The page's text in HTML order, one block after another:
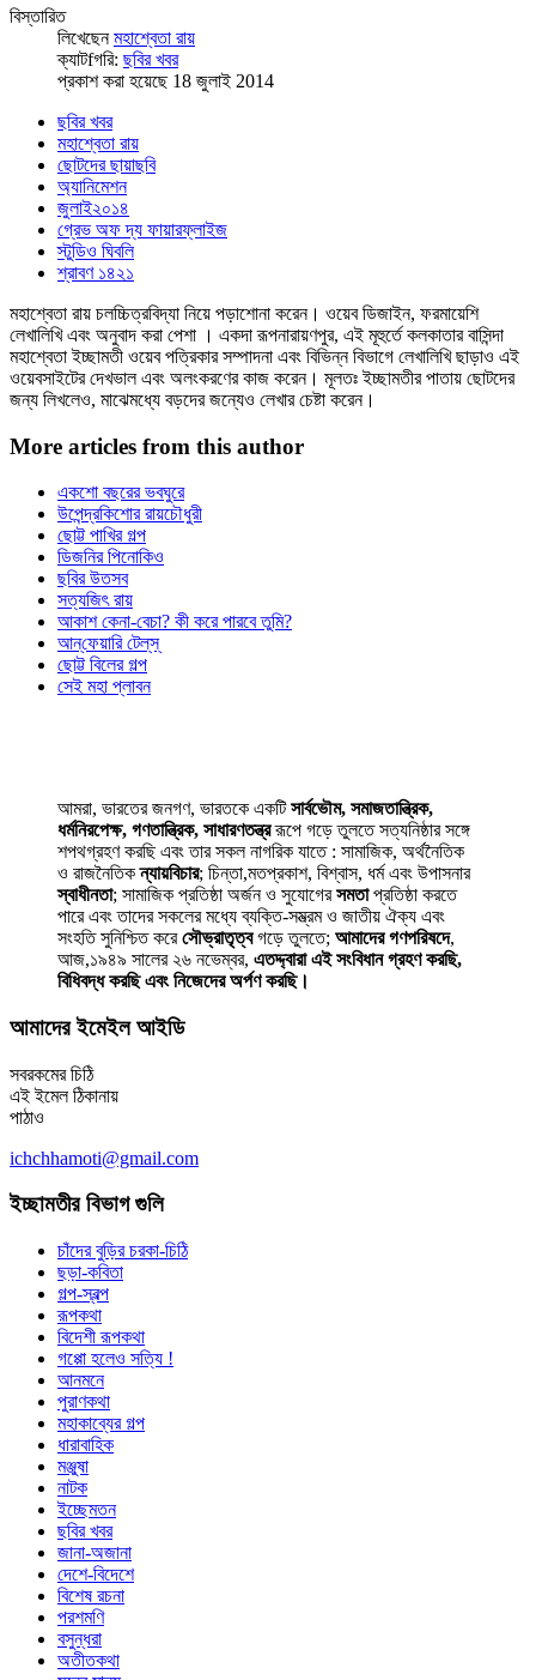
বিস্তারিত
লিখেছেনমহাশ্বেতা রায়
ক্যাটfগরি: ছবির খবর
প্রকাশ করা হয়েছে 18 জুলাই 2014
ছবির খবর
মহাশ্বেতা রায়
ছোটদের ছায়াছবি
অ্যানিমেশন
জুলাই২০১৪
গ্রেভ অফ দ্য ফায়ারফ্লাইজ
স্টুডিও ঘিবলি
শ্রাবণ ১৪২১
মহাশ্বেতা রায় চলচ্চিত্রবিদ্যা নিয়ে পড়াশোনা করেন। ওয়েব ডিজাইন, ফরমায়েশি
লেখালিখি এবং অনুবাদ করা পেশা । একদা রূপনারায়ণপুর, এই মূহুর্তে কলকাতার বাসিন্দা
মহাশ্বেতা ইচ্ছামতী ওয়েব পত্রিকার সম্পাদনা এবং বিভিন্ন বিভাগে লেখালিখি ছাড়াও এই
ওয়েবসাইটের দেখভাল এবং অলংকরণের কাজ করেন। মূলতঃ ইচ্ছামতীর পাতায় ছোটদের
জন্য লিখলেও, মাঝেমধ্যে বড়দের জন্যেও লেখার চেষ্টা করেন।
More articles from this author
একশো বছরের ভবঘুরে
উপেন্দ্রকিশোর রায়চৌধুরী
ছোট্ট পাখির গল্প
ডিজনির পিনোকিও
ছবির উতসব
সত্যজিৎ রায়
আকাশ কেনা-বেচা? কী করে পারবে তুমি?
আন্‌ফেয়ারি টেল্‌স্‌
ছোট্ট বিলের গল্প
সেই মহা প্লাবন
আমরা, ভারতের জনগণ, ভারতকে একটিসার্বভৌম, সমাজতান্ত্রিক,
ধর্মনিরপেক্ষ, গণতান্ত্রিক, সাধারণতন্ত্ররূপে গড়ে তুলতে সত্যনিষ্ঠার সঙ্গে
শপথগ্রহণ করছি এবং তার সকল নাগরিক যাতে : সামাজিক, অর্থনৈতিক
ও রাজনৈতিকন্যায়বিচার; চিন্তা,মতপ্রকাশ, বিশ্বাস, ধর্ম এবং উপাসনার
স্বাধীনতা; সামাজিক প্রতিষ্ঠা অর্জন ও সুযোগেরসমতাপ্রতিষ্ঠা করতে
পারে এবং তাদের সকলের মধ্যে ব্যক্তি-সম্ভ্রম ও জাতীয় ঐক্য এবং
সংহতি সুনিশ্চিত করেসৌভ্রাতৃত্বগড়ে তুলতে; আমাদের গণপরিষদে,
আজ,১৯৪৯ সালের ২৬ নভেম্বর, এতদ্দ্বারা এই সংবিধান গ্রহণ করছি,
বিধিবদ্ধ করছি এবং নিজেদের অর্পণ করছি।
আমাদের ইমেইল আইডি
সবরকমের চিঠি
এই ইমেল ঠিকানায়
পাঠাও
ichchhamoti@gmail.com
ইচ্ছামতীর বিভাগ গুলি
চাঁদের বুড়ির চরকা-চিঠি
ছড়া-কবিতা
গল্প-স্বল্প
রূপকথা
বিদেশী রূপকথা
গপ্পো হলেও সত্যি !
আনমনে
পুরাণকথা
মহাকাব্যের গল্প
ধারাবাহিক
মঞ্জুষা
নাটক
ইচ্ছেমতন
ছবির খবর
জানা-অজানা
দেশে-বিদেশে
বিশেষ রচনা
পরশমণি
বসুন্ধরা
অতীতকথা